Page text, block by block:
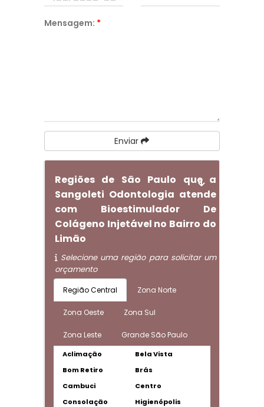
Mensagem: *
Enviar
Regiões de São Paulo que a
Sangoleti Odontologia atende
com Bioestimulador De
Colágeno Injetável no Bairro do
Limão
Selecione uma região para solicitar um
orçamento
Região Central Zona Norte
Zona Oeste Zona Sul
Zona Leste Grande São Paulo
Aclimação
Bela Vista
Bom Retiro
Brás
Cambuci
Centro
Consolação
Higienópolis